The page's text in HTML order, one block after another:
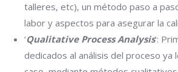
talleres, etc), un método paso a
labor y aspectos para asegurar la
‘Qualitative Process Analysis‘:
dedicados al análisis del proceso ya